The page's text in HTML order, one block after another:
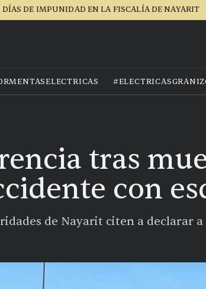
DÍAS DE IMPUNIDAD EN LA FISCALÍA DE NAYARIT
tras
con
de Nayarit citen a declarar a